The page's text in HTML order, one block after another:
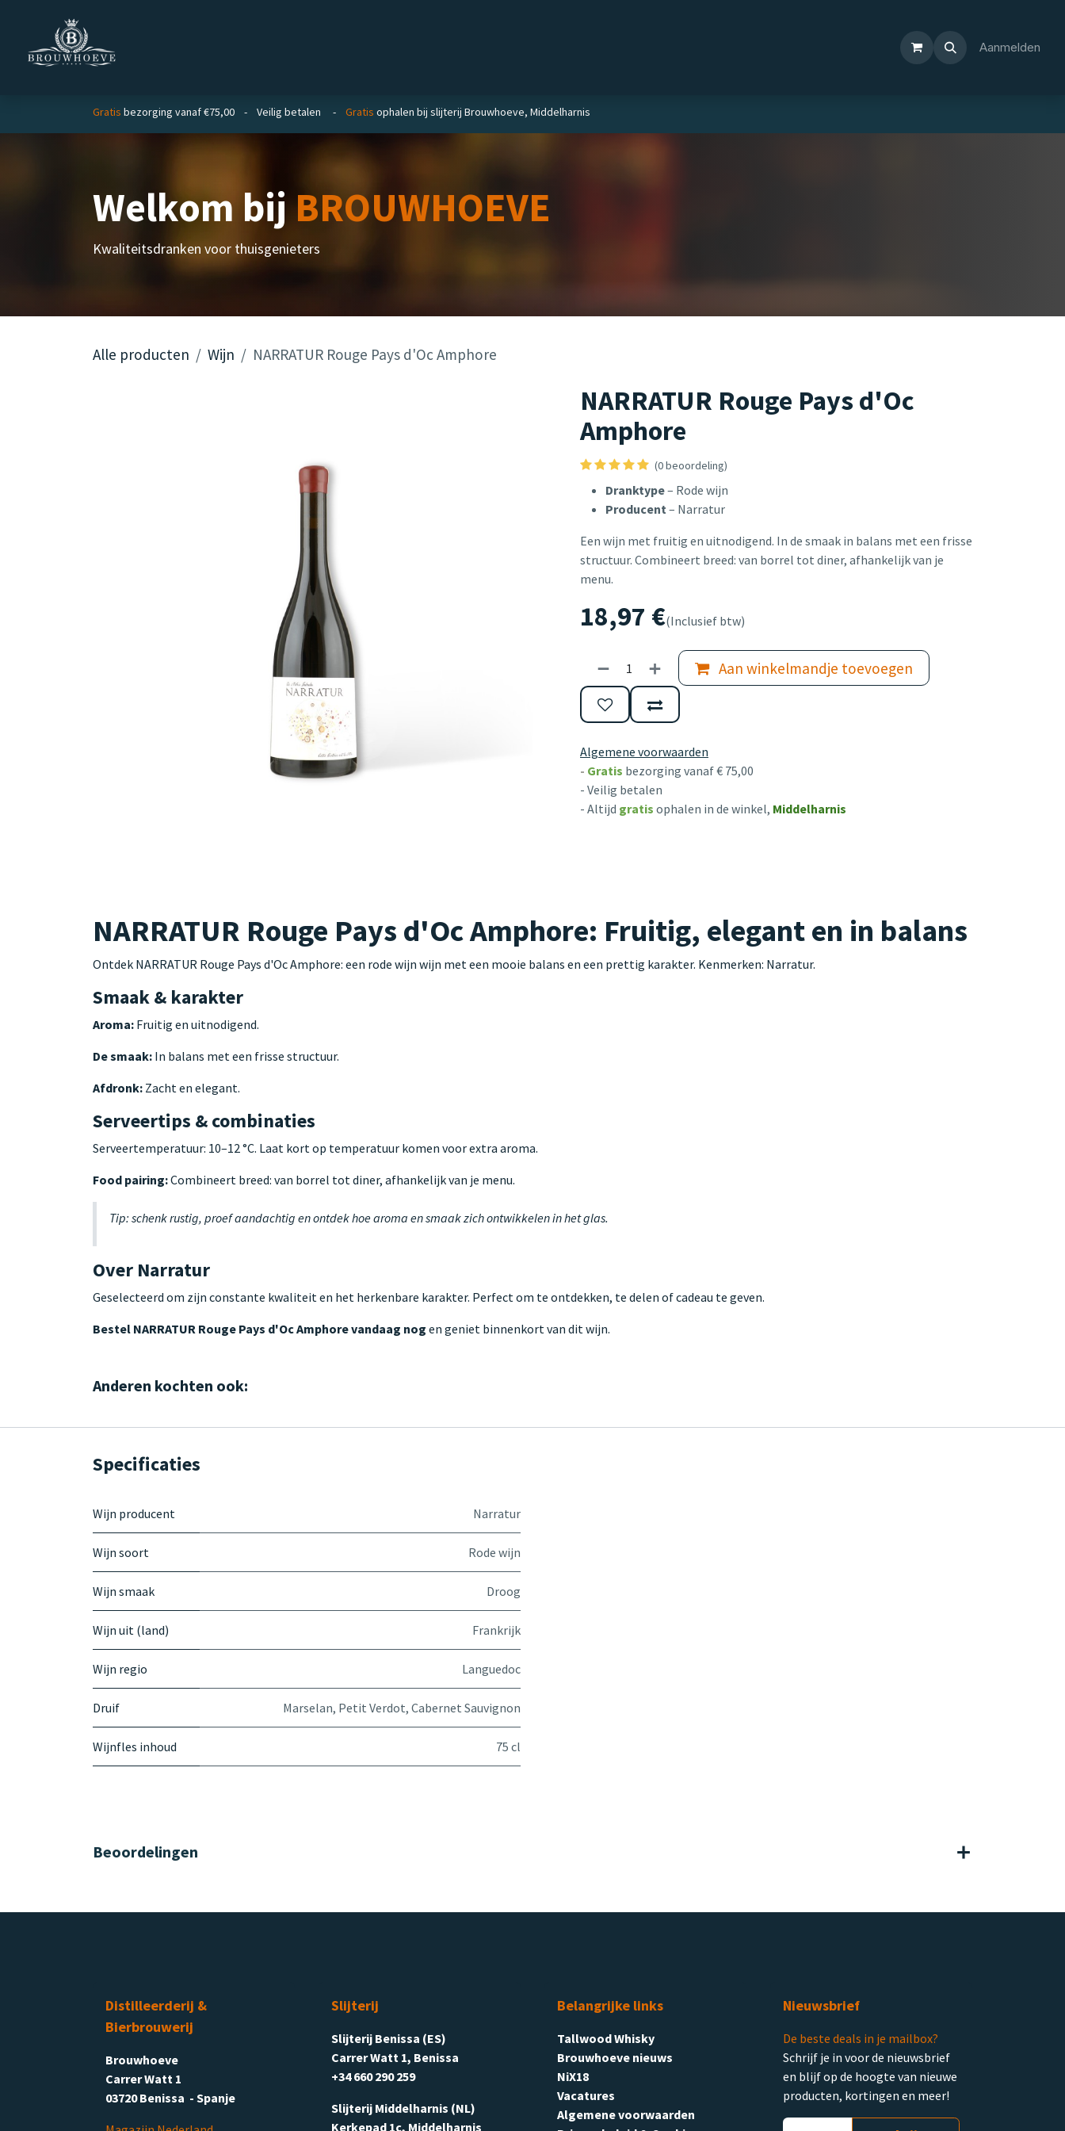
Aanmelden
Gratis bezorging vanaf €75,00 - Veilig betalen - Gratis ophalen bij slijterij Brouwhoeve, Middelharnis
Welkom bijBROUWHOEVE
Kwaliteitsdranken voor thuisgenieters
Alle producten Wijn NARRATUR Rouge Pays d'Oc Amphore
NARRATUR Rouge Pays d'Oc
Amphore
(0 beoordeling)
Dranktype– Rode wijn
Producent– Narratur
Een wijn met fruitig en uitnodigend. In de smaak in balans met een frisse
structuur. Combineert breed: van borrel tot diner, afhankelijk van je
menu.
18,97 €(Inclusief btw)
Aan winkelmandje toevoegen
Algemene voorwaarden
- Gratis bezorging vanaf € 75,00
- Veilig betalen
- Altijd gratis ophalen in de winkel, Middelharnis
NARRATUR Rouge Pays d'Oc Amphore: Fruitig, elegant en in balans
Ontdek NARRATUR Rouge Pays d'Oc Amphore: een rode wijn wijn met een mooie balans en een prettig karakter. Kenmerken: Narratur.
Smaak & karakter
Aroma: Fruitig en uitnodigend.
De smaak: In balans met een frisse structuur.
Afdronk: Zacht en elegant.
Serveertips & combinaties
Serveertemperatuur: 10–12 °C. Laat kort op temperatuur komen voor extra aroma.
Food pairing:Combineert breed: van borrel tot diner, afhankelijk van je menu.
Tip: schenk rustig, proef aandachtig en ontdek hoe aroma en smaak zich ontwikkelen in het glas.
Over Narratur
Geselecteerd om zijn constante kwaliteit en het herkenbare karakter. Perfect om te ontdekken, te delen of cadeau te geven.
Bestel NARRATUR Rouge Pays d'Oc Amphore vandaag nog en geniet binnenkort van dit wijn.
Anderen kochten ook:
Specificaties
Wijn producent Narratur
Wijn soort Rode wijn
Wijn smaak Droog
Wijn uit (land) Frankrijk
Wijn regio Languedoc
Druif Marselan, Petit Verdot, Cabernet Sauvignon
Wijnfles inhoud 75 cl
Beoordelingen
Distilleerderij &
Bierbrouwerij
Brouwhoeve
Carrer Watt 1
03720 Benissa - Spanje
Slijterij
Slijterij Benissa (ES)
Carrer Watt 1, Benissa
+34 660 290 259
Slijterij Middelharnis (NL)
Kerkepad 1c, Middelharnis
Belangrijke links
Tallwood Whisky
Brouwhoeve nieuws
NiX18
Vacatures
Algemene voorwaarden
Nieuwsbrief
De beste deals in je mailbox?
Schrijf je in voor de nieuwsbrief
en blijf op de hoogte van nieuwe
producten, kortingen en meer!